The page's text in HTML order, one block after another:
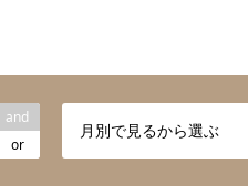
and
or
月別で見るから選ぶ